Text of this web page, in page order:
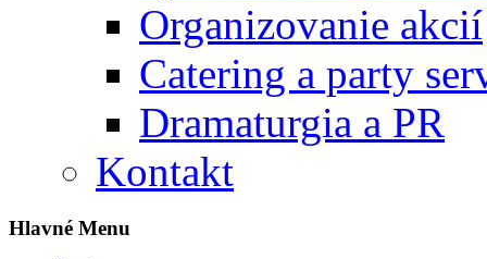
Organizovanie akcií
Catering a party
Dramaturgia a PR
Kontakt
Hlavné Menu